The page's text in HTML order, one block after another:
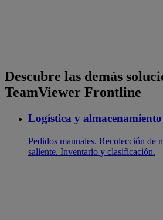
Descubre las demás
TeamViewer Frontline
Logística y almacenamiento
Pedidos manuales. Recolección de
saliente. Inventario y clasificación.